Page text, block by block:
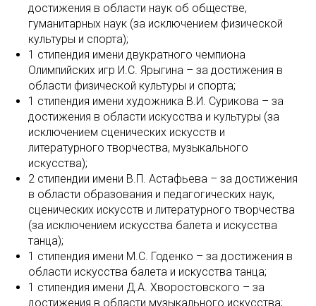
достижения в области наук об обществе,
гуманитарных наук (за исключением физической
культуры и спорта);
1 стипендия имени двукратного чемпиона
Олимпийских игр И.С. Ярыгина – за достижения в
области физической культуры и спорта;
1 стипендия имени художника В.И. Сурикова – за
достижения в области искусства и культуры (за
исключением сценических искусств и
литературного творчества, музыкального
искусства);
2 стипендии имени В.П. Астафьева – за достижения
в области образования и педагогических наук,
сценических искусств и литературного творчества
(за исключением искусства балета и искусства
танца);
1 стипендия имени М.С. Годенко – за достижения в
области искусства балета и искусства танца;
1 стипендия имени Д.А. Хворостовского – за
достижения в области музыкального искусства;